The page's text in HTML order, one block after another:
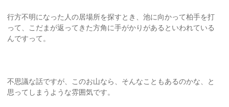
行方不明になった人の居場所を探すとき、池に向かって柏手を打
って、こだまが返ってきた方角に手がかりがあるといわれている
んですって。
不思議な話ですが、このお山なら、そんなこともあるのかな、と
思ってしまうような雰囲気です。